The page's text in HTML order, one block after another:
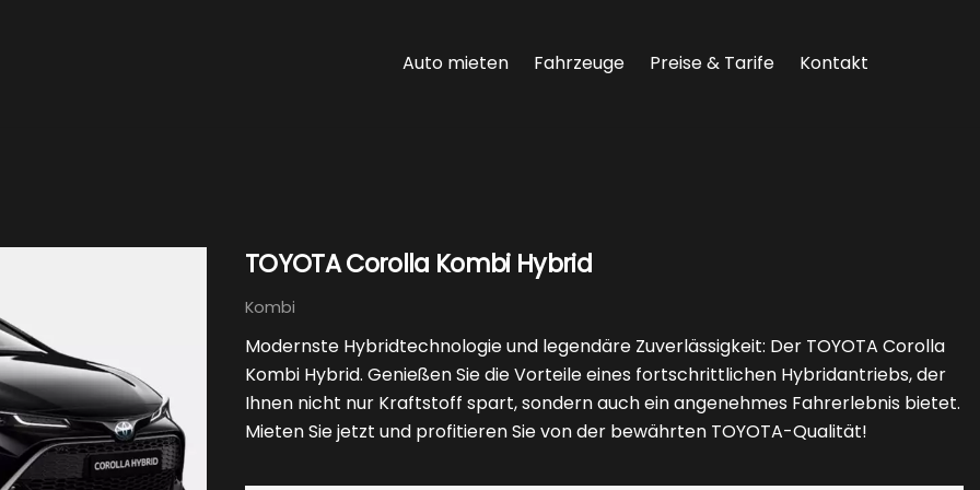
Auto mieten Fahrzeuge Preise & Tarife Kontakt
TOYOTA Corolla Kombi Hybrid
Kombi
Modernste Hybridtechnologie und legendäre Zuverlässigkeit: Der TOYOTA Corolla
Kombi Hybrid. Genießen Sie die Vorteile eines fortschrittlichen Hybridantriebs, der
Ihnen nicht nur Kraftstoff spart, sondern auch ein angenehmes Fahrerlebnis bietet.
Mieten Sie jetzt und profitieren Sie von der bewährten TOYOTA-Qualität!